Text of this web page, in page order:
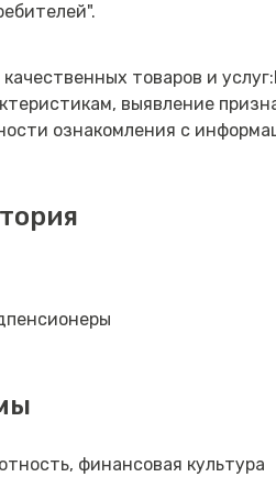
товаров и
выявление
ознакомления с
финансовая культура